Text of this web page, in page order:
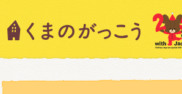
キャラクター紹介